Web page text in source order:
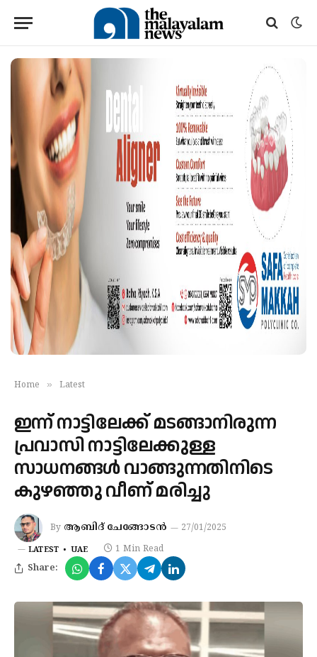
Home » Latest
ഇന്ന് നാട്ടിലേക്ക് മടങ്ങാനിരുന്ന
പ്രവാസി നാട്ടിലേക്കുള്ള
സാധനങ്ങൾ വാങ്ങുന്നതിനിടെ
കുഴഞ്ഞു വീണ് മരിച്ചു
By ആബിദ് ചേങ്ങോടൻ 27/01/2025
LATEST UAE 1 Min Read
Share: